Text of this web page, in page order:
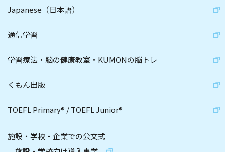
Japanese（日本語）
通信学習
学習療法・脳の健康教室・KUMONの脳トレ
くもん出版
TOEFL Primary® /TOEFL Junior®
施設・学校・企業での公文式